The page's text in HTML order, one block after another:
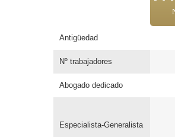
Antigüedad
Nº trabajadores
Abogado dedicado
Especialista-Generalista